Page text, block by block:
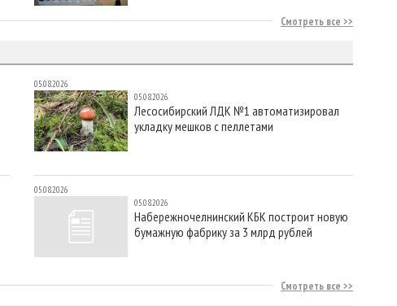
Смотреть все
05.08.2026
05.08.2026
Лесосибирский ЛДК №1 автоматизировал
укладку мешков с пеллетами
05.08.2026
05.08.2026
Набережночелнинский КБК построит новую
бумажную фабрику за 3 млрд рублей
Смотреть все